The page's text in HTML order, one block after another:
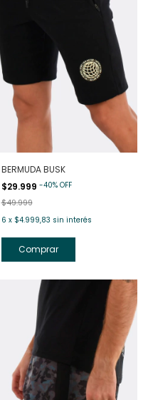
BERMUDA BUSK
$29.999 -40% OFF
$49.999
6 x $4.999,83 sin interés
Comprar